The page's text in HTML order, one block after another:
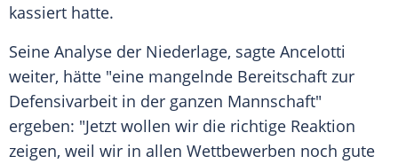
kassiert hatte.
Seine Analyse der Niederlage, sagte Ancelotti
weiter, hätte "eine mangelnde Bereitschaft zur
Defensivarbeit in der ganzen Mannschaft"
ergeben: "Jetzt wollen wir die richtige Reaktion
zeigen, weil wir in allen Wettbewerben noch gute